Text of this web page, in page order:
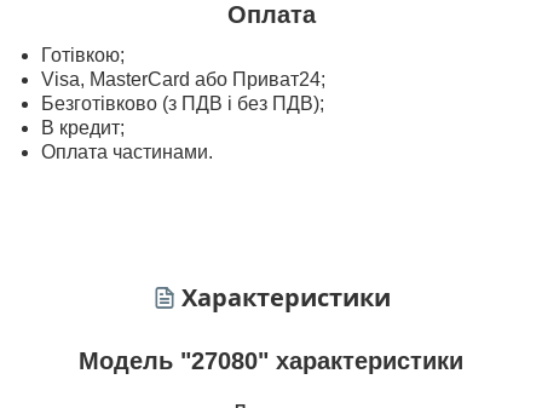
Оплата
Готівкою;
Visa, MasterСard або Приват24;
Безготівково (з ПДВ і без ПДВ);
В кредит;
Оплата частинами.
Характеристики
Модель "27080" характеристики